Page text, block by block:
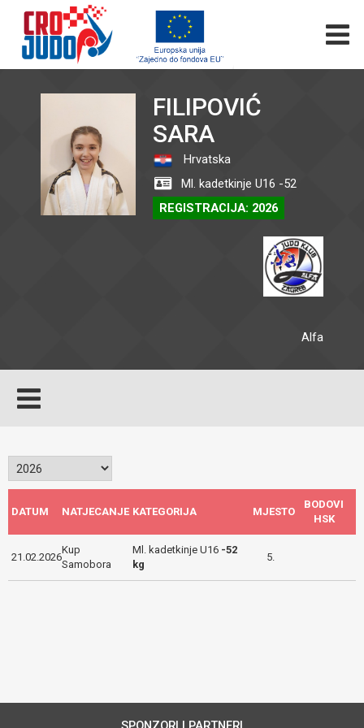
FILIPOVIĆ
SARA
Hrvatska
Ml. kadetkinje U16 -52
REGISTRACIJA: 2026
Alfa
DATUM NATJECANJE KATEGORIJA MJESTO
BODOVI
HSK
21.02.2026
Kup
Samobora
Ml. kadetkinje U16 -52
kg
5.